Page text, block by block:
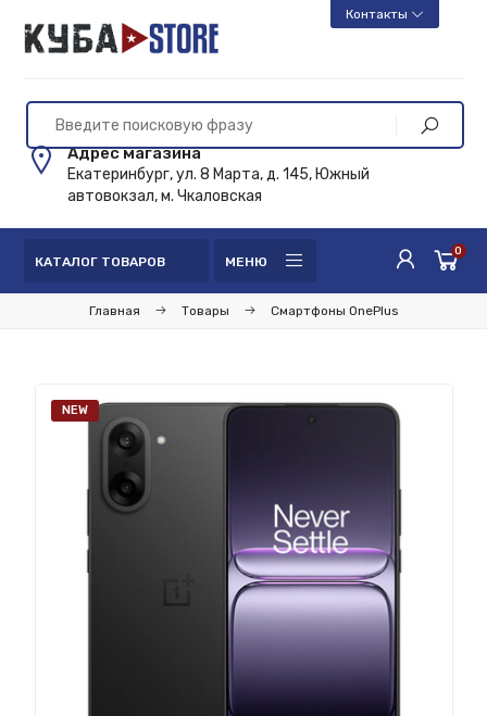
Контакты
Адрес магазина
Екатеринбург, ул. 8 Марта, д. 145, Южный
автовокзал, м. Чкаловская
КАТАЛОГ ТОВАРОВ МЕНЮ
0
Главная Товары Смартфоны OnePlus
NEW